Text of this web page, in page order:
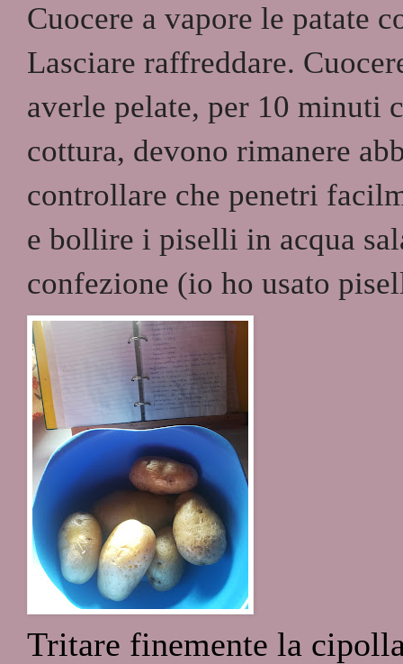
Cuocere a vapore le patate
Lasciare raffreddare.
averle pelate, per 10 minuti
cottura, devono rimanere
controllare che penetri
e bollire i piselli in acqua
confezione (io ho usato
Tritare finemente la